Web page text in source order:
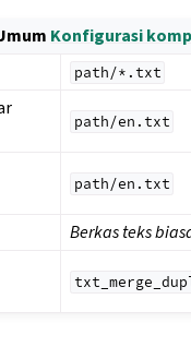
Konfigurasi
path/*.txt
path/en.txt
path/en.txt
Berkas teks